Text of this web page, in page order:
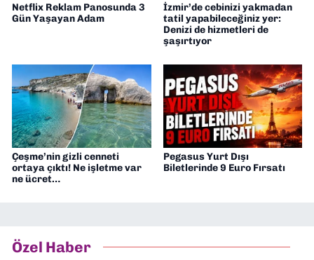
Netflix Reklam Panosunda 3
Gün Yaşayan Adam
İzmir’de cebinizi yakmadan
tatil yapabileceğiniz yer:
Denizi de hizmetleri de
şaşırtıyor
Çeşme’nin gizli cenneti
ortaya çıktı! Ne işletme var
ne ücret…
Pegasus Yurt Dışı
Biletlerinde 9 Euro Fırsatı
Özel Haber